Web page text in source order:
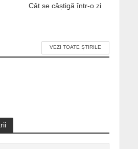
Cât se câștigă într-o zi
VEZI TOATE ȘTIRILE